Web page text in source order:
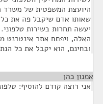
היועצת המשפטית של משרד
שאותו אדם שיקבל פה את
יעשה תחרות בשירות
האלה, ויפתח אתר אינטרנט
ובחינם, הוא יקבל את כל
אמנון כהן
אני רוצה קודם להוסיף: